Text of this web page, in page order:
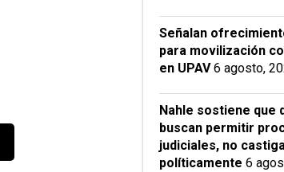
Señalan
para movilización
en UPAV 6 agosto,
Nahle sostiene que
buscan permitir
judiciales, no
políticamente 6